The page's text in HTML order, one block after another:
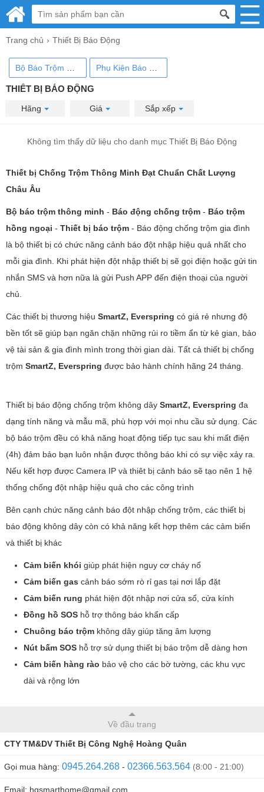
Trang chủ Thiết Bị Báo Động
THIẾT BỊ BÁO ĐỘNG
Hãng Giá Sắp xếp
Không tìm thấy dữ liệu cho danh mục Thiết Bị Báo Động
Thiết bị Chống Trộm Thông Minh Đạt Chuẩn Chất Lượng
Châu Âu
Bộ báo trộm thông minh - Báo động chống trộm - Báo trộm
hồng ngoại - Thiết bị báo trộm - Báo động chống trộm gia đình
là bộ thiết bị có chức năng cảnh báo đột nhập hiệu quả nhất cho
mỗi gia đình. Khi phát hiện đột nhập thiết bị sẽ gọi điện hoặc gửi tin
nhắn SMS và hơn nữa là gửi Push APP đến điện thoại của người
chủ.
Các thiết bị thương hiệu SmartZ, Everspring có giá rẻ nhưng độ
bền tốt sẽ giúp bạn ngăn chặn những rủi ro tiềm ẩn từ kẻ gian, bảo
vệ tài sản & gia đình mình trong thời gian dài. Tất cả thiết bị chống
trộm SmartZ, Everspring được bảo hành chính hãng 24 tháng.
Thiết bị báo động chống trộm không dây SmartZ, Everspring đa
dạng tính năng và mẫu mã, phù hợp với mọi nhu cầu sử dụng. Các
bộ báo trộm đều có khả năng hoạt động tiếp tục sau khi mất điện
(4h) đảm bảo bạn luôn nhận được thông báo khi có sự việc xảy ra.
Nếu kết hợp được Camera IP và thiêt bị cảnh báo sẽ tạo nên 1 hệ
thống chống đột nhập hiệu quả cho các công trình
Bên cạnh chức năng cảnh báo đột nhập chống trộm, các thiết bị
báo động không dây còn có khả năng kết hợp thêm các cảm biến
và thiết bị khác
Cảm biến khói giúp phát hiện nguy cơ cháy nổ
Cảm biến gas cảnh báo sớm rò rỉ gas tại nơi lắp đặt
Cảm biến rung phát hiện đột nhập nơi cửa sổ, cửa kính
Đồng hồ SOS hỗ trợ thông báo khẩn cấp
Chuông báo trộm không dây giúp tăng âm lượng
Nút bấm SOS hỗ trợ sử dụng thiết bị báo trộm dễ dàng hơn
Cảm biến hàng rào bảo vệ cho các bờ tường, các khu vực
dài và rộng lớn
Về đầu trang
CTY TM&DV Thiết Bị Công Nghệ Hoàng Quân
Gọi mua hàng: 0945.264.268 - 02366.563.564 (8:00 - 21:00)
Email: hqsmarthome@gmail.com